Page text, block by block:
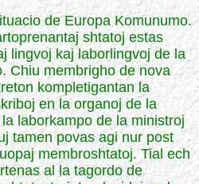
de Europa Komunumo.
shtatoj estas
lingvoj kaj laborlingvoj de la
Chiu membrigho de nova
kompletigantan la
en la organoj de la
laborkampo de la ministroj
tamen povas agi nur post
membroshtatoj. Tial ech
al la tagordo de